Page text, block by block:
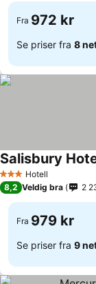
Fra 972 kr
Se priser fra 8
3 StjernerHotell
Salisbury
8,2 Veldig bra 2
Fra 979 kr
Se priser fra 9